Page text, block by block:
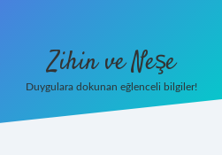
Zihin ve Neşe
Duygulara dokunan eğlenceli bilgiler!